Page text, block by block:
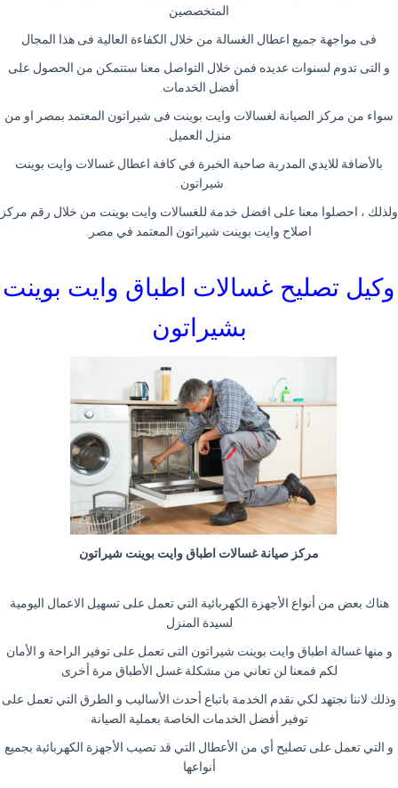
المتخصصين
فى مواجهة جميع اعطال الغسالة من خلال الكفاءة العالية فى هذا المجال
و التى تدوم لسنوات عديده فمن خلال التواصل معنا ستتمكن من الحصول على
أفضل الخدمات
سواء من مركز الصيانة لغسالات وايت بوينت فى شيراتون المعتمد بمصر او من
منزل العميل
بالأضافة للايدي المدربة صاحبة الخبرة في كافة اعطال غسالات وايت بوينت
شيراتون
ولذلك ، احصلوا معنا على افضل خدمة للغسالات وايت بوينت من خلال رقم مركز
اصلاح وايت بوينت شيراتون المعتمد في مصر
وكيل تصليح غسالات اطباق وايت بوينت
بشيراتون
مركز صيانة غسالات اطباق وايت بوينت شيراتون
هناك بعض من أنواع الأجهزة الكهربائية التي تعمل على تسهيل الاعمال اليومية
لسيدة المنزل
و منها غسالة اطباق وايت بوينت شيراتون التى تعمل على توفير الراحة و الأمان
لكم فمعنا لن تعاني من مشكلة غسل الأطباق مرة أخرى
وذلك لاننا نجتهد لكي نقدم الخدمة باتباع أحدث الأساليب و الطرق التي تعمل على
توفير أفضل الخدمات الخاصة بعملية الصيانة
و التي تعمل على تصليح أي من الأعطال التي قد تصيب الأجهزة الكهربائية بجميع
أنواعها